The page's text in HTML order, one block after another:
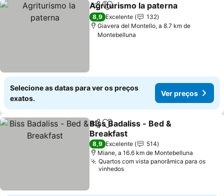
PartilharAdicionar aos favoritos
Agriturismo la paterna
8,9 Excelente
132
Giavera del Montello, a 8.7 km de
Montebelluna
Selecione as datas para ver os preços
exatos.
Ver preços
PartilharAdicionar aos favoritos
Biss Badaliss - Bed &
Breakfast
Ver preços
8,9 Excelente
514
Miane, a 16.6 km de Montebelluna
Quartos com vista panorâmica para os
vinhedos